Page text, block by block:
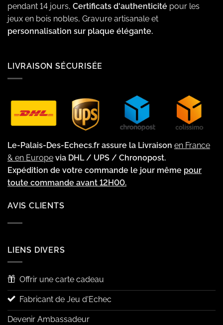
pendant 14 jours, Certificats d'authenticité pour les
jeux en bois nobles, Gravure artisanale et
personnalisation sur plaque élégante.
LIVRAISON SÉCURISÉE
Le-Palais-Des-Echecs.fr assure la Livraison en France
& en Europe via DHL / UPS / Chronopost.
Expédition de votre commande le jour même pour
toute commande avant 12H00.
AVIS CLIENTS
LIENS DIVERS
Offrir une carte cadeau
Fabricant de Jeu d'Echec
Devenir Ambassadeur